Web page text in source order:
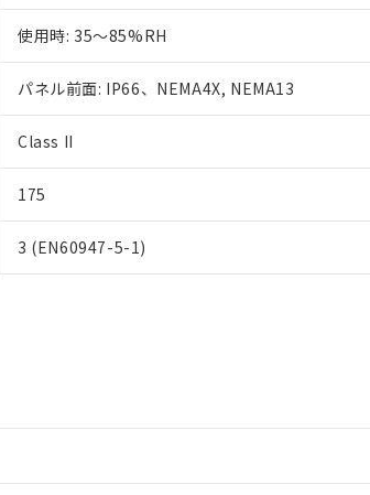
使用時: 35～85%RH
パネル前面: IP66、NEMA4X, NEMA13
Class II
175
3 (EN60947-5-1)